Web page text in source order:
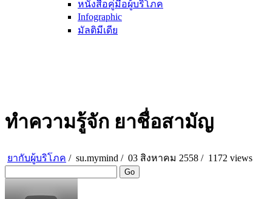
หนังสือคู่มือผู้บริโภค
Infographic
มัลติมีเดีย
ทำความรู้จัก ยาชื่อสามัญ
ยากับผู้บริโภค / su.mymind / 03 สิงหาคม 2558 / 1172 views
Go